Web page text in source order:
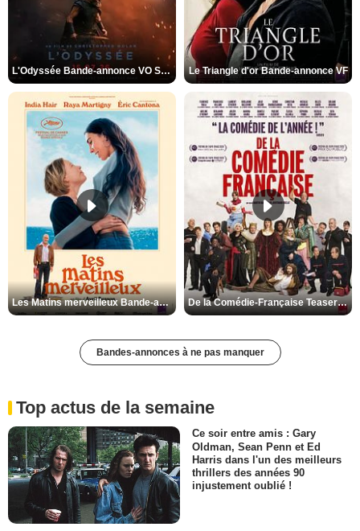
L'Odyssée Bande-annonce VO STFR Le Triangle d'or Bande-annonce VF
Les Matins merveilleux Bande-annonce VF De la Comédie-Française Teaser VF
Bandes-annonces à ne pas manquer
Top actus de la semaine
Ce soir entre amis : Gary
Oldman, Sean Penn et Ed
Harris dans l'un des meilleurs
thrillers des années 90
injustement oublié !